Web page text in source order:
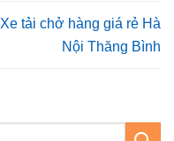
Xe tải chở hàng giá rẻ Hà
Nội Thăng Bình